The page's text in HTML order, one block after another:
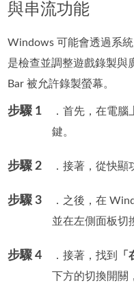
與串流功能
Windows 可能會透過系
是檢查並調整遊戲錄製與
Bar 被允許錄製螢幕。
步驟 1
．首先，在電
鍵。
步驟 2 ．接著，從快顯
步驟 3 ．之後，在
並在左側面板切
步驟 4 ．接著，找到
下方的切換開關